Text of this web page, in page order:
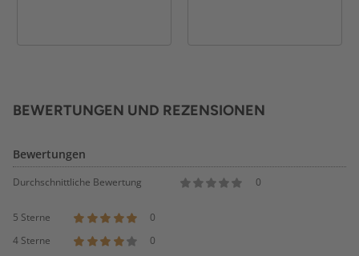
BEWERTUNGEN UND REZENSIONEN
Bewertungen
Durchschnittliche Bewertung 0
5 Sterne
0
4 Sterne
0